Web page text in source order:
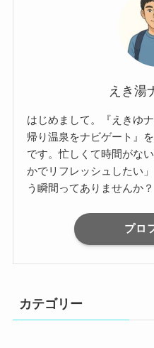
えき湯
はじめまして。『えきゆ
帰り温泉をナビゲート』
です。忙しくて時間がな
かでリフレッシュしたい
う瞬間ってありませんか？
プロ
カテゴリー